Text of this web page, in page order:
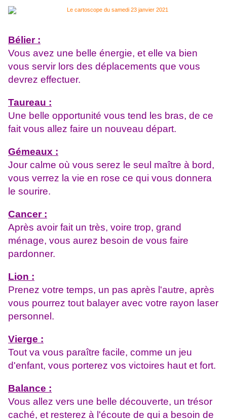
Bélier :
Vous avez une belle énergie, et elle va bien
vous servir lors des déplacements que vous
devrez effectuer.
Taureau :
Une belle opportunité vous tend les bras, de ce
fait vous allez faire un nouveau départ.
Gémeaux :
Jour calme où vous serez le seul maître à bord,
vous verrez la vie en rose ce qui vous donnera
le sourire.
Cancer :
Après avoir fait un très, voire trop, grand
ménage, vous aurez besoin de vous faire
pardonner.
Lion :
Prenez votre temps, un pas après l'autre, après
vous pourrez tout balayer avec votre rayon laser
personnel.
Vierge :
Tout va vous paraître facile, comme un jeu
d'enfant, vous porterez vos victoires haut et fort.
Balance :
Vous allez vers une belle découverte, un trésor
caché, et resterez à l'écoute de qui a besoin de